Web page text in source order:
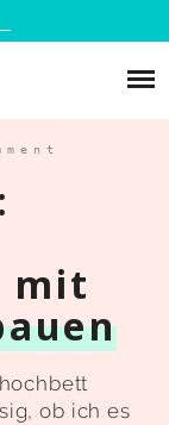
mit
ob ich es